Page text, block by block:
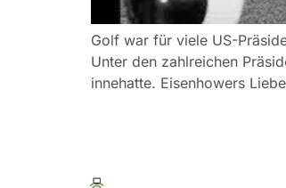
Golf war für viele US-
Unter den zahlreichen
innehatte. Eisenhowers